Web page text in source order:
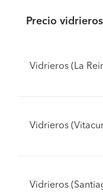
Precio
Vidrieros (La
Vidrieros
Vidrieros